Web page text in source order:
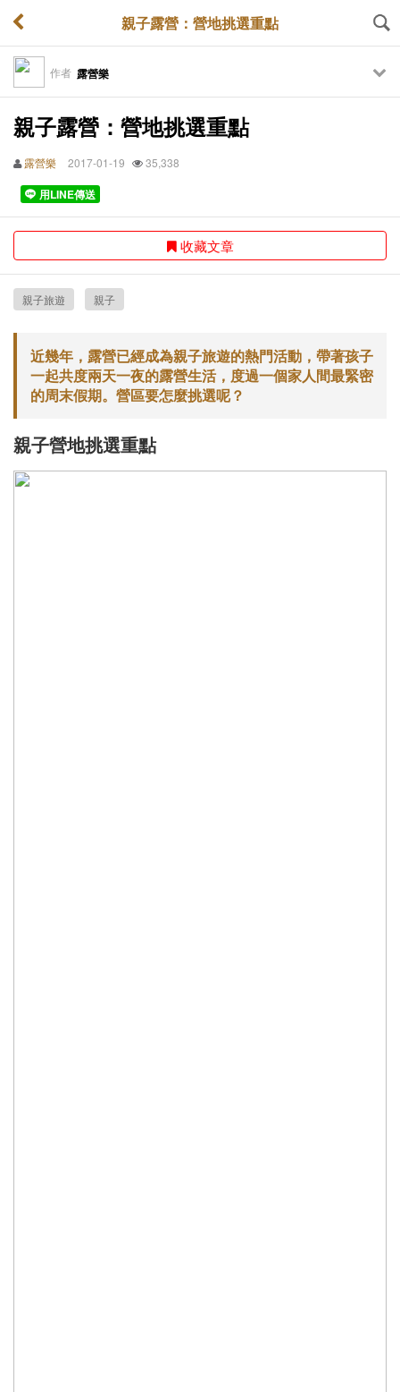
親子露營：營地挑選重點
作者 露營樂
親子露營：營地挑選重點
露營樂 2017-01-19 35,338
用LINE傳送
收藏文章
親子旅遊 親子
近幾年，露營已經成為親子旅遊的熱門活動，帶著孩子
一起共度兩天一夜的露營生活，度過一個家人間最緊密
的周末假期。營區要怎麼挑選呢？
親子營地挑選重點